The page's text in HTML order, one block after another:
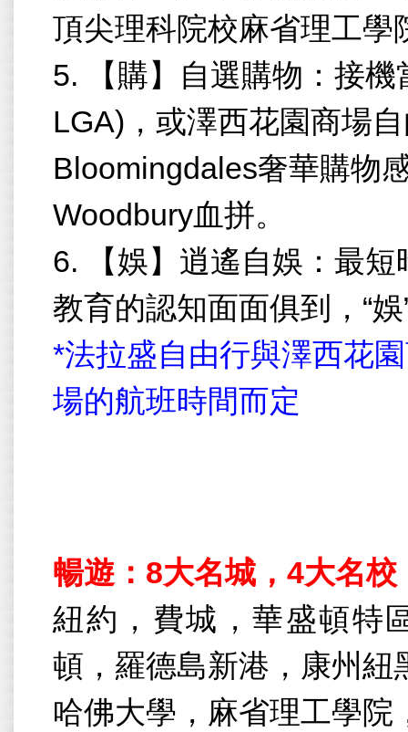
頂尖理科院校麻省理工學
5.
【購】自選購物：接
LGA) ， 或澤西花園商場自
Bloomingdales奢華購物
Woodbury血拼。
6.
【娛】逍遙自娛：最
教育的認知面面俱到， “娛
*法拉盛自由行與澤西花
場的航班時間而定
暢遊： 8大名城， 4大名校
紐約，費城，華盛頓特
頓，羅德島新港，康州紐
哈佛大學，麻省理工學